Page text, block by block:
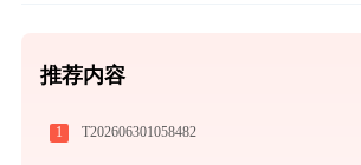
推荐内容
1 T202606301058482